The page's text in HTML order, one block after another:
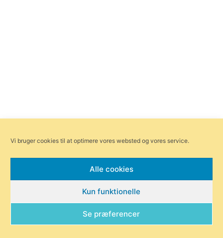
Vi bruger cookies til at optimere vores websted og vores service.
Alle cookies
Kun funktionelle
Se præferencer